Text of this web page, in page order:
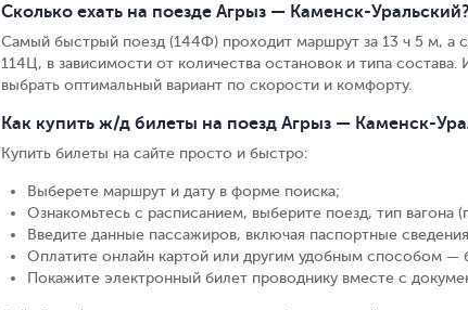
Сколько ехать на поезде Агрыз — Каменск-Уральский?
Самый быстрый поезд (144Ф) проходит маршрут за 13 ч 5 м, а
114Ц, в зависимости от количества остановок и типа состава.
выбрать оптимальный вариант по скорости и комфорту.
Как купить ж/д билеты на поезд Агрыз — Каменск-
Купить билеты на сайте просто и быстро:
Выберете маршрут и дату в форме поиска;
Ознакомьтесь с расписанием, выберите поезд, тип вагона
Введите данные пассажиров, включая паспортные сведения
Оплатите онлайн картой или другим удобным способом —
Покажите электронный билет проводнику вместе с